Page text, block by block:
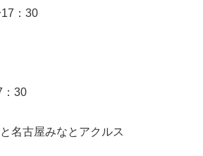
：30
：30
名古屋みなとアクルス